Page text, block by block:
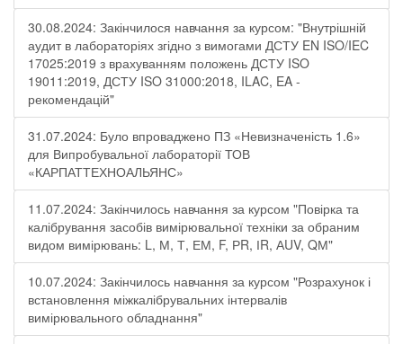
30.08.2024: Закінчилося навчання за курсом: "Внутрішній
аудит в лабораторіях згідно з вимогами ДСТУ EN ISO/IEC
17025:2019 з врахуванням положень ДСТУ ISO
19011:2019, ДСТУ ISO 31000:2018, ILAC, EA -
рекомендацій"
31.07.2024: Було впроваджено ПЗ «Невизначеність 1.6»
для Випробувальної лабораторії ТОВ
«КАРПАТТЕХНОАЛЬЯНС»
11.07.2024: Закінчилось навчання за курсом "Повірка та
калібрування засобів вимірювальної техніки за обраним
видом вимірювань: L, М, Т, ЕМ, F, РR, ІR, АUV, QМ"
10.07.2024: Закінчилось навчання за курсом "Розрахунок і
встановлення міжкалібрувальних інтервалів
вимірювального обладнання"